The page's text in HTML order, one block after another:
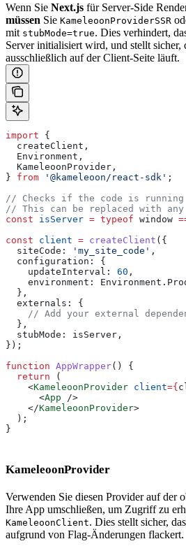
Wenn Sie Next.js für Server-Side
müssen Sie KameleoonProviderSSR
mit stubMode=true. Dies verhindert,
Server initialisiert wird, und stellt sicher,
ausschließlich auf der Client-Seite läuft.
import {
  createClient
,
  Environment
,
  KameleoonProvider
,
} from '@kameleoon/react-sdk' ;
// Checks if the code is
// This can be replaced with
const isServer = typeof window
const client = createClient ({
  siteCode:
'my_site_code' ,
  configuration:
{
    updateInterval:
60 ,
    environment:
Environment .
  },
  externals:
{
// Add your external
  },
  stubMode:
isServer ,
});
function AppWrapper() {
  return
(
    <
KameleoonProvider client={
      <
App />
    </
KameleoonProvider>
  );
}
KameleoonProvider
Verwenden Sie diesen Provider auf der
Ihre App umschließen, um Zugriff zu
KameleoonClient. Dies stellt sicher,
aufgrund von Flag-Änderungen flackert.